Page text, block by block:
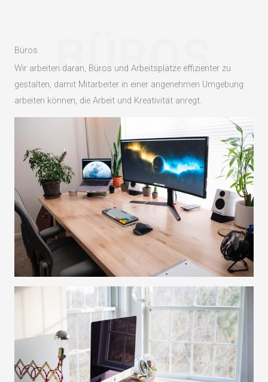
BÜROS
Büros
Wir arbeiten daran, Büros und Arbeitsplätze effizienter zu
gestalten, damit Mitarbeiter in einer angenehmen Umgebung
arbeiten können, die Arbeit und Kreativität anregt.